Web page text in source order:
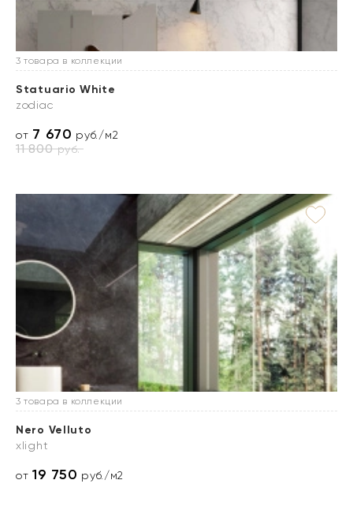
3 товара в коллекции
Statuario White
zodiac
от 7 670 руб./м2
11 800руб.
3 товара в коллекции
Nero Velluto
xlight
от19 750 руб./м2